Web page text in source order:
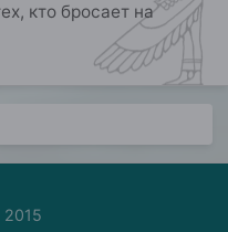
кто бросает на
2015